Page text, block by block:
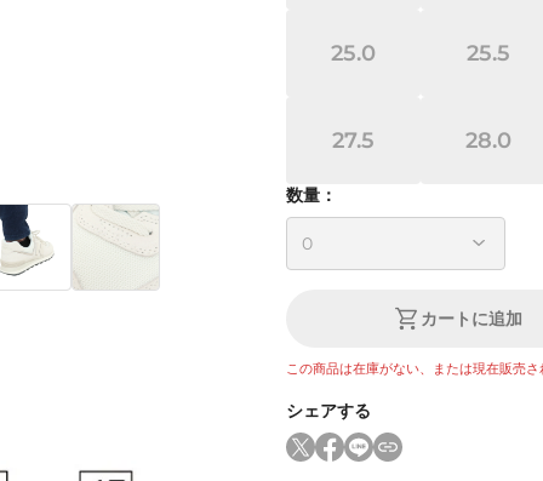
25.0 25.5
27.5 28.0
数量：
カートに追加
この商品は在庫がない、または現在販売さ
シェアする